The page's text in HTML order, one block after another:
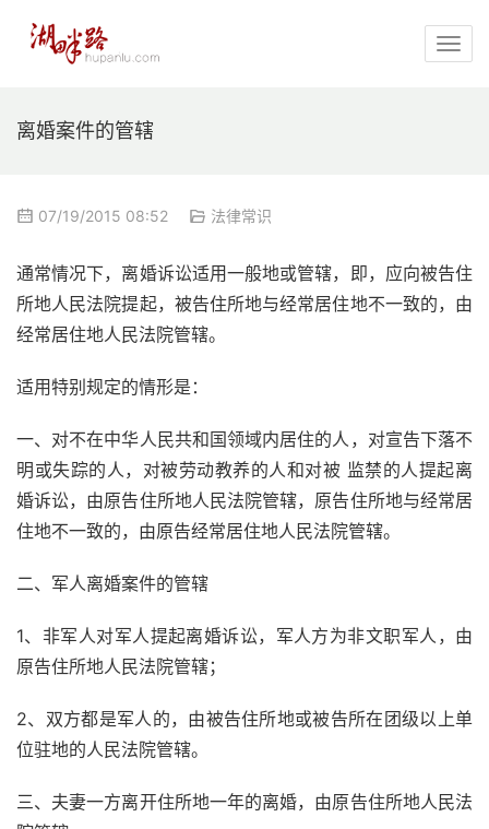
离婚案件的管辖
07/19/2015 08:52 法律常识
通常情况下，离婚诉讼适用一般地或管辖，即，应向被告住
所地人民法院提起，被告住所地与经常居住地不一致的，由
经常居住地人民法院管辖。
适用特别规定的情形是：
一、对不在中华人民共和国领域内居住的人，对宣告下落不
明或失踪的人，对被劳动教养的人和对被 监禁的人提起离
婚诉讼，由原告住所地人民法院管辖，原告住所地与经常居
住地不一致的，由原告经常居住地人民法院管辖。
二、军人离婚案件的管辖
1、非军人对军人提起离婚诉讼，军人方为非文职军人，由
原告住所地人民法院管辖；
2、双方都是军人的，由被告住所地或被告所在团级以上单
位驻地的人民法院管辖。
三、夫妻一方离开住所地一年的离婚，由原告住所地人民法